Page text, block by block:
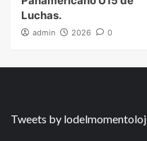
Luchas.
admin 2026 0
Tweets by lodelmomentoloj